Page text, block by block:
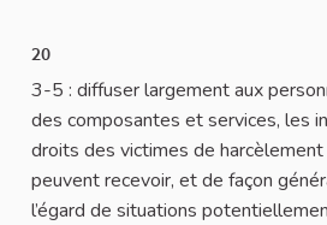
20
3-5 : diffuser largement aux
des composantes et services, les
droits des victimes de harcèlement
peuvent recevoir, et de façon
l’égard de situations